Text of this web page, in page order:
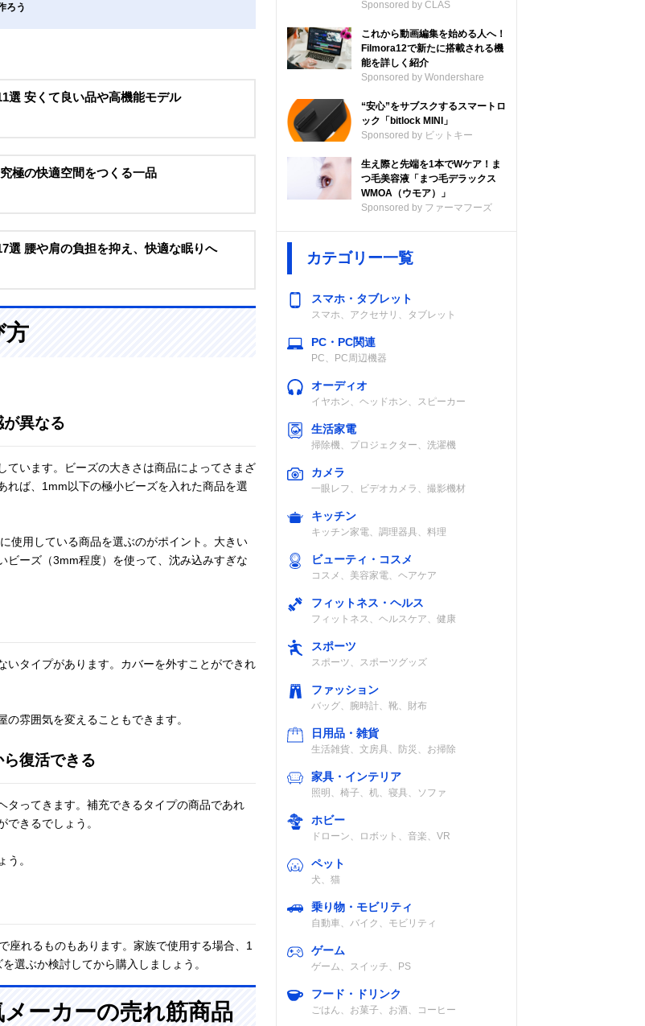
ろう
選 安くて良い品や高機能モデル
極の快適空間をつくる一品
選 腰や肩の負担を抑え、快適な眠りへ
方
異なる
ています。ビーズの大きさは商品によってさまざ
れば、1mm以下の極小ビーズを入れた商品を選
使用している商品を選ぶのがポイント。大きい
ビーズ（3mm程度）を使って、沈み込みすぎな
いタイプがあります。カバーを外すことができれ
雰囲気を変えることもできます。
復活できる
タってきます。補充できるタイプの商品であれ
きるでしょう。
。
座れるものもあります。家族で使用する場合、1
選ぶか検討してから購入しましょう。
ーカーの売れ筋商品
Sponsored by CLAS
これから動画編集を始める人へ！
Filmora12で新たに搭載される機
能を詳しく紹介
Sponsored by Wondershare
“安心”をサブスクするスマートロ
ック「bitlock MINI」
Sponsored by ビットキー
生え際と先端を1本でWケア！ま
つ毛美容液「まつ毛デラックス
WMOA（ウモア）」
Sponsored by ファーマフーズ
カテゴリー一覧
スマホ・タブレット
スマホ、アクセサリ、タブレット
PC・PC関連
PC、PC周辺機器
オーディオ
イヤホン、ヘッドホン、スピーカー
生活家電
掃除機、プロジェクター、洗濯機
カメラ
一眼レフ、ビデオカメラ、撮影機材
キッチン
キッチン家電、調理器具、料理
ビューティ・コスメ
コスメ、美容家電、ヘアケア
フィットネス・ヘルス
フィットネス、ヘルスケア、健康
スポーツ
スポーツ、スポーツグッズ
ファッション
バッグ、腕時計、靴、財布
日用品・雑貨
生活雑貨、文房具、防災、お掃除
家具・インテリア
照明、椅子、机、寝具、ソファ
ホビー
ドローン、ロボット、音楽、VR
ペット
犬、猫
乗り物・モビリティ
自動車、バイク、モビリティ
ゲーム
ゲーム、スイッチ、PS
フード・ドリンク
ごはん、お菓子、お酒、コーヒー